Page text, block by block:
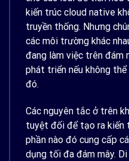
kiến trúc cloud native
truyền thống. Nhưng
các môi trường khác
đang làm việc trên đám
phát triển nếu không
đó.
Các nguyên tắc ở trên
tuyệt đối để tạo ra kiến
phần nào đó cung cấp
dụng tối đa đám mây.